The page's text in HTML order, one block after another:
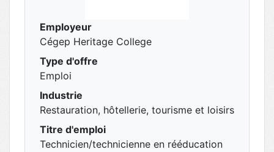
Employeur
Cégep Heritage College
Type d'offre
Emploi
Industrie
Restauration, hôtellerie, tourisme et loisirs
Titre d'emploi
Technicien/technicienne en rééducation